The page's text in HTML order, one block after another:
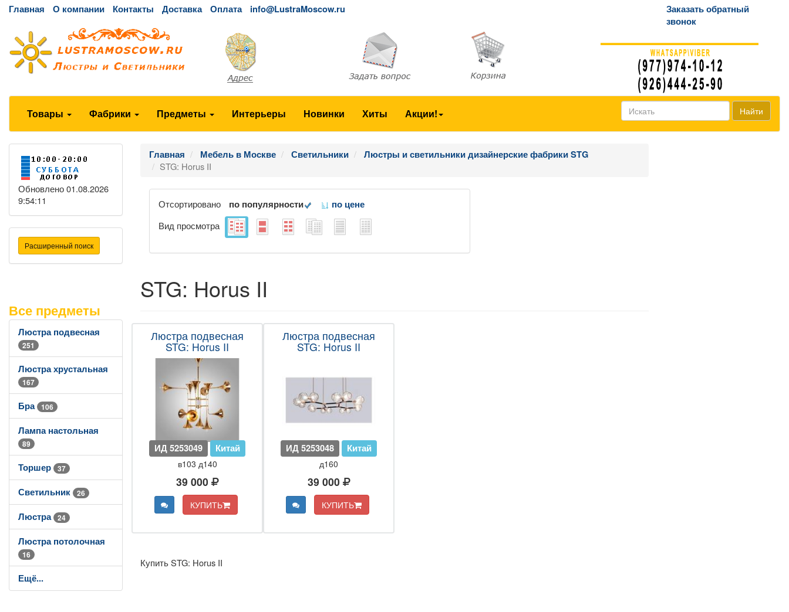
Главная О компании Контакты Доставка Оплата info@LustraMoscow.ru
Заказать обратный
звонок
Товары Фабрики Предметы Интерьеры Новинки Хиты Акции! Найти
Обновлено 01.08.2026
9:54:11
Расширенный поиск
Все предметы
Люстра подвесная
251
Люстра хрустальная
167
Бра 106
Лампа настольная
89
Торшер 37
Светильник 26
Люстра 24
Люстра потолочная
16
Ещё...
Главная Мебель в Москве Светильники
Люстры и светильники дизайнерские фабрики STG
STG: Horus II
Отсортировано по популярности
по цене
Вид просмотра
STG: Horus II
Люстра подвесная
STG: Horus II
ИД 5253049 Китай
в103 д140
39 000
КУПИТЬ
Люстра подвесная
STG: Horus II
ИД 5253048 Китай
д160
39 000
КУПИТЬ
Купить STG: Horus II